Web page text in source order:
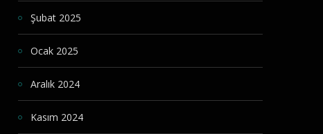
Şubat 2025
Ocak 2025
Aralık 2024
Kasım 2024